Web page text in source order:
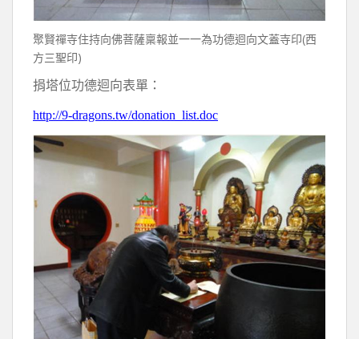
聚賢禪寺住持向佛菩薩稟報並一一為功德迴向文蓋寺印(西
方三聖印)
捐塔位功德迴向表單：
http://9-dragons.tw/donation_list.doc